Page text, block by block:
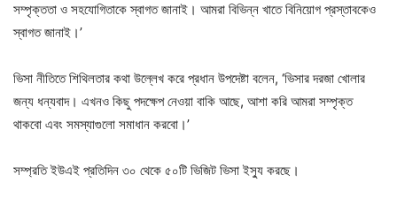
সম্পৃক্ততা ও সহযোগিতাকে স্বাগত জানাই। আমরা বিভিন্ন খাতে বিনিয়োগ প্রস্তাবকেও
স্বাগত জানাই।’
ভিসা নীতিতে শিথিলতার কথা উল্লেখ করে প্রধান উপদেষ্টা বলেন, ‘ভিসার দরজা খোলার
জন্য ধন্যবাদ। এখনও কিছু পদক্ষেপ নেওয়া বাকি আছে, আশা করি আমরা সম্পৃক্ত
থাকবো এবং সমস্যাগুলো সমাধান করবো।’
সম্প্রতি ইউএই প্রতিদিন ৩০ থেকে ৫০টি ভিজিট ভিসা ইস্যু করছে।